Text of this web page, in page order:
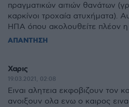
πραγματικών αιτιών θανάτων
καρκίνοι τροχαία ατυχήματα).
ΗΠΑ όπου ακολουθείτε πλέον η
ΑΠΑΝΤΗΣΗ
Χαρις
19.03.2021, 02:08
Ειναι αλητεια εκφοβιζουν τον
ανοιξουν ολα ενω ο καιρος